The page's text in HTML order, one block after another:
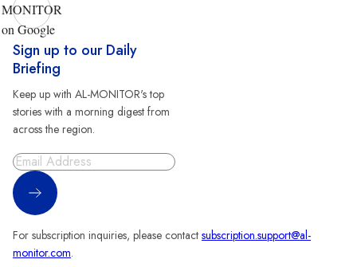
MONITOR
on Google
Sign up to our Daily
Briefing
Keep up with AL-MONITOR's top
stories with a morning digest from
across the region.
Sign Up
For subscription inquiries, please contact subscription.support@al-
monitor.com.